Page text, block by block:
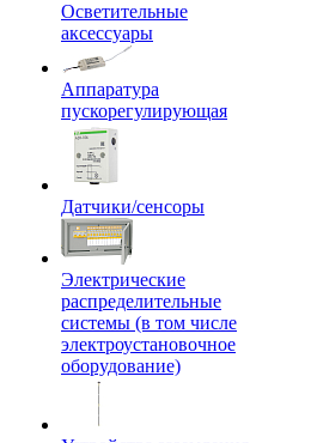
Осветительные
аксессуары
Аппаратура
пускорегулирующая
Датчики/сенсоры
Электрические
распределительные
системы (в том числе
электроустановочное
оборудование)